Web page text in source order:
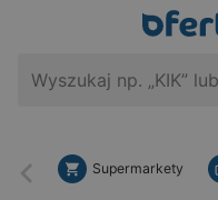
Wstecz
Supermarkety